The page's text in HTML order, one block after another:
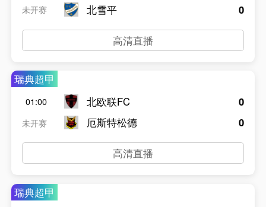
未开赛
北雪平
0
高清直播
瑞典超甲
01:00
未开赛
北欧联FC
厄斯特松德
0
0
高清直播
瑞典超甲